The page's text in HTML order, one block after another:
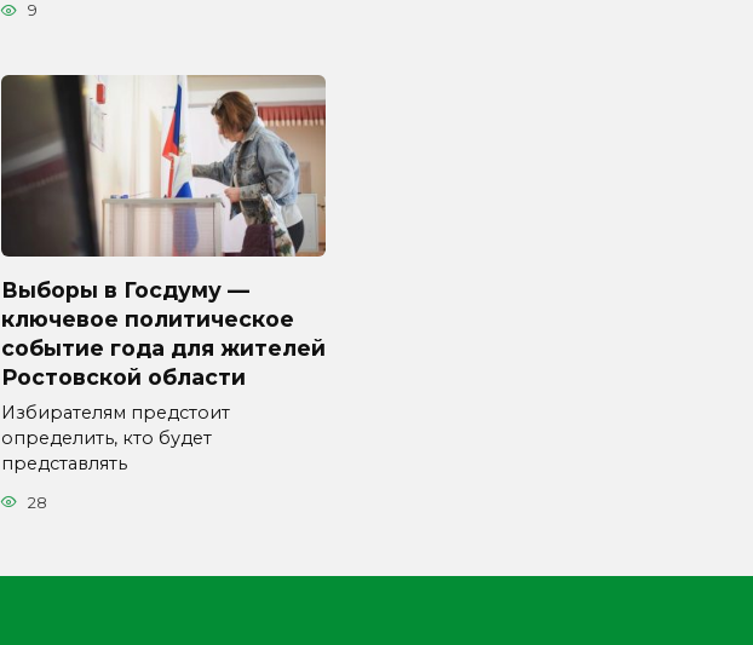
9
Выборы в Госдуму —
ключевое политическое
событие года для жителей
Ростовской области
Избирателям предстоит
определить, кто будет
представлять
28